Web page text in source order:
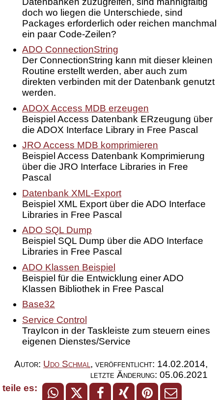
doch wo liegen die Unterschiede, sind
Packages erforderlich oder reichen manchmal
ein paar Code-Zeilen?
ADO ConnectionString
Der ConnectionString kann mit dieser kleinen
Routine erstellt werden, aber auch zum
direkten verbinden mit der Datenbank genutzt
werden.
ADOX Access MDB erzeugen
Beispiel Access Datenbank ERzeugung über
die ADOX Interface Library in Free Pascal
JRO Access MDB komprimieren
Beispiel Access Datenbank Komprimierung
über die JRO Interface Libraries in Free
Pascal
Datenbank XML-Export
Beispiel XML Export über die ADO Interface
Libraries in Free Pascal
ADO SQL Dump
Beispiel SQL Dump über die ADO Interface
Libraries in Free Pascal
ADO Klassen Beispiel
Beispiel für die Entwicklung einer ADO
Klassen Bibliothek in Free Pascal
Base32
Service Control
TrayIcon in der Taskleiste zum steuern eines
eigenen Dienstes/Service
Autor: Udo Schmal , veröffentlicht: 14.02.2014,
letzte Änderung: 05.06.2021
teile es: